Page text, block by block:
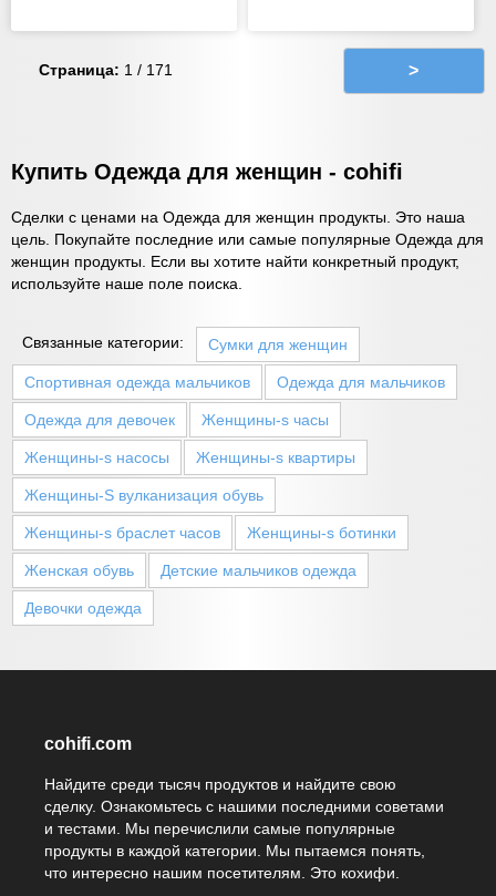
Страница: 1 / 171 >
Купить Одежда для женщин - cohifi
Сделки с ценами на Одежда для женщин продукты. Это наша
цель. Покупайте последние или самые популярные Одежда для
женщин продукты. Если вы хотите найти конкретный продукт,
используйте наше поле поиска.
Связанные категории: Сумки для женщин
Спортивная одежда мальчиков Одежда для мальчиков
Одежда для девочек Женщины-s часы
Женщины-s насосы Женщины-s квартиры
Женщины-S вулканизация обувь
Женщины-s браслет часов Женщины-s ботинки
Женская обувь Детские мальчиков одежда
Девочки одежда
cohifi.com
Найдите среди тысяч продуктов и найдите свою
сделку. Ознакомьтесь с нашими последними советами
и тестами. Мы перечислили самые популярные
продукты в каждой категории. Мы пытаемся понять,
что интересно нашим посетителям. Это кохифи.